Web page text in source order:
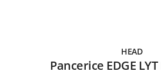
HEAD
Pancerice EDGE LYT